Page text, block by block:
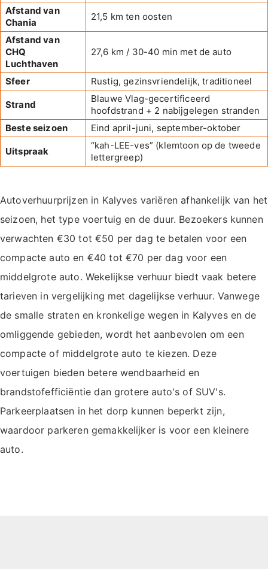
Afstand van
Chania
21,5 km ten oosten
Afstand van
CHQ
Luchthaven
27,6 km / 30-40 min met de auto
Sfeer Rustig, gezinsvriendelijk, traditioneel
Strand
Blauwe Vlag-gecertificeerd
hoofdstrand + 2 nabijgelegen stranden
Beste seizoen
Eind april-juni, september-oktober
Uitspraak
“kah-LEE-ves” (klemtoon op de tweede
lettergreep)
Autoverhuurprijzen in Kalyves variëren afhankelijk van het
seizoen, het type voertuig en de duur. Bezoekers kunnen
verwachten €30 tot €50 per dag te betalen voor een
compacte auto en €40 tot €70 per dag voor een
middelgrote auto. Wekelijkse verhuur biedt vaak betere
tarieven in vergelijking met dagelijkse verhuur. Vanwege
de smalle straten en kronkelige wegen in Kalyves en de
omliggende gebieden, wordt het aanbevolen om een
compacte of middelgrote auto te kiezen. Deze
voertuigen bieden betere wendbaarheid en
brandstofefficiëntie dan grotere auto's of SUV's.
Parkeerplaatsen in het dorp kunnen beperkt zijn,
waardoor parkeren gemakkelijker is voor een kleinere
auto.